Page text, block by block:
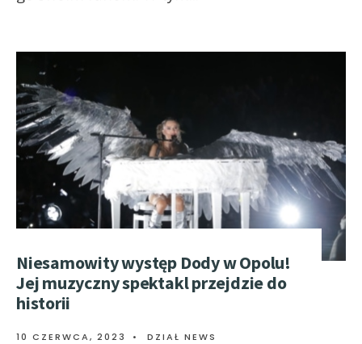
Niesamowity występ Dody w Opolu!
Jej muzyczny spektakl przejdzie do
historii
10 CZERWCA, 2023 • DZIAŁ NEWS